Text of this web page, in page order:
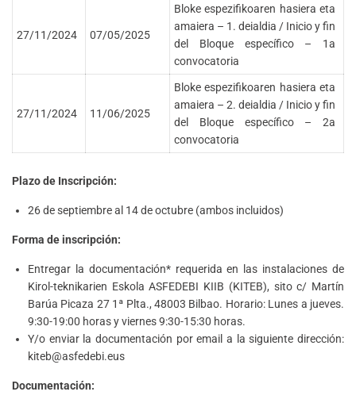
27/11/2024 07/05/2025
Bloke espezifikoaren hasiera eta
amaiera – 1. deialdia / Inicio y fin
del Bloque específico – 1a
convocatoria
27/11/2024 11/06/2025
Bloke espezifikoaren hasiera eta
amaiera – 2. deialdia / Inicio y fin
del Bloque específico – 2a
convocatoria
Plazo de Inscripción:
26 de septiembre al 14 de octubre (ambos incluidos)
Forma de inscripción:
Entregar la documentación* requerida en las instalaciones de
Kirol-teknikarien Eskola ASFEDEBI KIIB (KITEB), sito c/ Martín
Barúa Picaza 27 1ª Plta., 48003 Bilbao. Horario: Lunes a jueves.
9:30-19:00 horas y viernes 9:30-15:30 horas.
Y/o enviar la documentación por email a la siguiente dirección:
kiteb@asfedebi.eus
Documentación: